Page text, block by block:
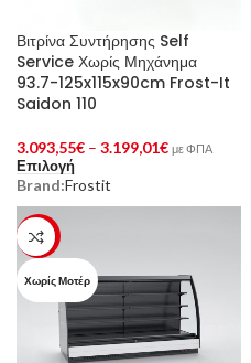
Βιτρίνα Συντήρησης Self
Service Χωρίς Μηχάνημα
93.7-125x115x90cm Frost-It
Saidon 110
3.093,55€ – 3.199,01€ με ΦΠΑ
Επιλογή
Brand:Frostit
-23%
Χωρίς Μοτέρ